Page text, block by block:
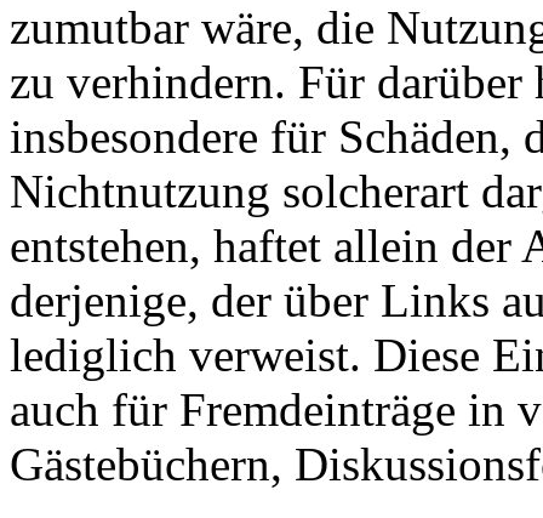
zumutbar wäre, die
zu verhindern. Für darüber
insbesondere für Schäden,
Nichtnutzung solcherart
entstehen, haftet allein der
derjenige, der über Links
lediglich verweist. Diese
auch für Fremdeinträge in
Gästebüchern,